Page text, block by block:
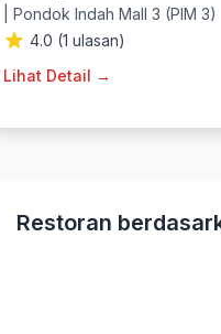
Pondok Indah Mall 3 (PIM 3)
4.0 (1 ulasan)
Lihat Detail →
Restoran